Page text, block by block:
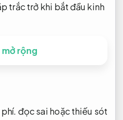
trắc trở khi bắt đầu kinh
rộng
đọc sai hoặc thiếu sót